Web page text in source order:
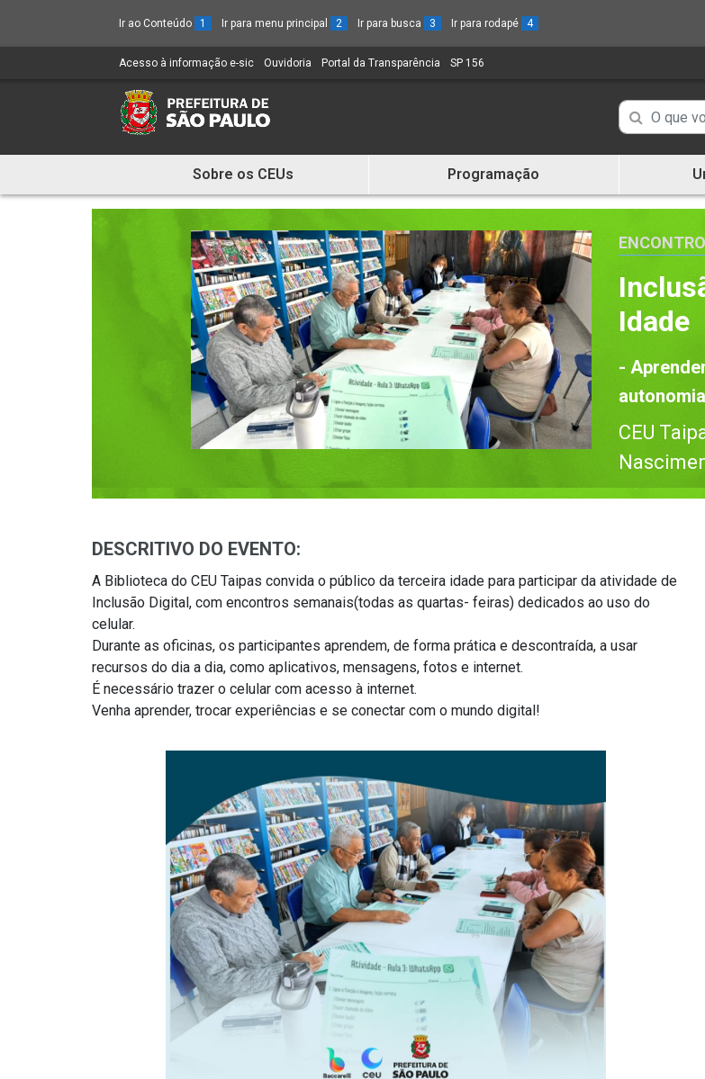
Ir ao Conteúdo 1 Ir para menu principal 2 Ir para busca 3 Ir para rodapé 4
Acesso à informação e-sic (Link
um
novo
Ouvidoria (Link
Portal da Transparência (Link
SP 156
Campo
de
de
Campo
de
Busca
informações
e
Sobre os CEUs Programação
Idade
-
CEU
DESCRITIVO DO EVENTO:
A Biblioteca do CEU Taipas convida o público da terceira idade para participar da atividade de
Inclusão Digital, com encontros semanais(todas as quartas- feiras) dedicados ao uso do
celular.
Durante as oficinas, os participantes aprendem, de forma prática e descontraída, a usar
recursos do dia a dia, como aplicativos, mensagens, fotos e internet.
É necessário trazer o celular com acesso à internet.
Venha aprender, trocar experiências e se conectar com o mundo digital!